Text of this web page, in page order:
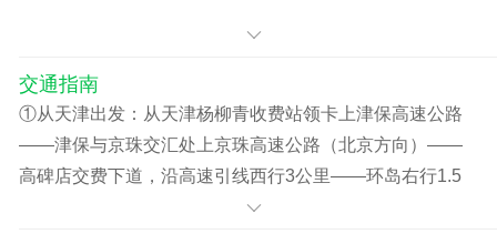
交通指南
①从天津出发：从天津杨柳青收费站领卡上津保高速公路
——津保与京珠交汇处上京珠高速公路（北京方向）——
高碑店交费下道，沿高速引线西行3公里——环岛右行1.5
公里——环岛绕半周西行——112国道——涞水县城——易